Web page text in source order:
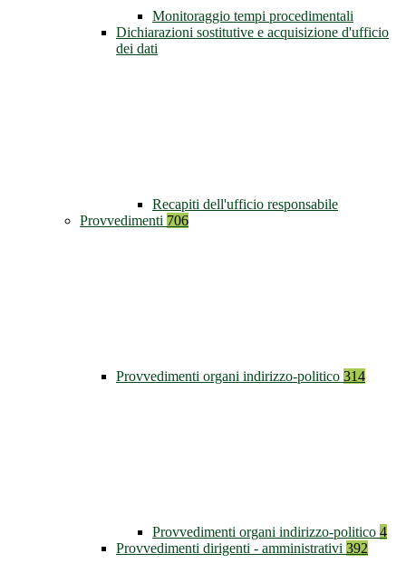
Monitoraggio tempi procedimentali
Dichiarazioni sostitutive e acquisizione d'ufficio
dei dati
Recapiti dell'ufficio responsabile
Provvedimenti 706
Provvedimenti organi indirizzo-politico 314
Provvedimenti organi indirizzo-politico 4
Provvedimenti dirigenti - amministrativi 392